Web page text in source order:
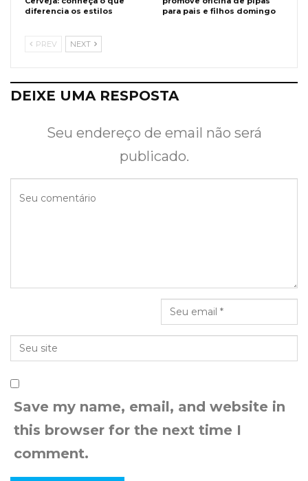
diferencia os estilos
para pais e filhos domingo
PREV NEXT
DEIXE UMA RESPOSTA
Seu endereço de email não será
publicado.
Save my name, email, and website in
this browser for the next time I
comment.